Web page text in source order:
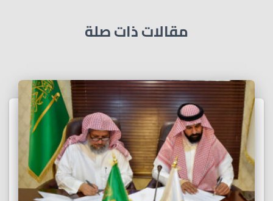
مقالات ذات صلة